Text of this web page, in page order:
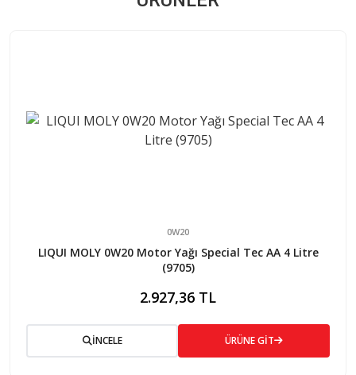
0W20
LIQUI MOLY 0W20 Motor Yağı Special Tec AA 4 Litre
(9705)
2.927,36 TL
İNCELE ÜRÜNE GİT